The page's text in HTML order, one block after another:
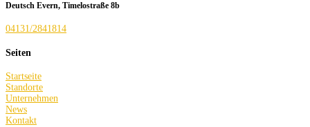
Deutsch Evern, Timelostraße 8b
04131/2841814
Seiten
Startseite
Standorte
Unternehmen
News
Kontakt